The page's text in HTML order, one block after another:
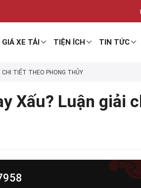
GIÁ XE TẢI TIỆN ÍCH TIN TỨC
CHI TIẾT THEO PHONG THỦY
Xấu? Luận giải